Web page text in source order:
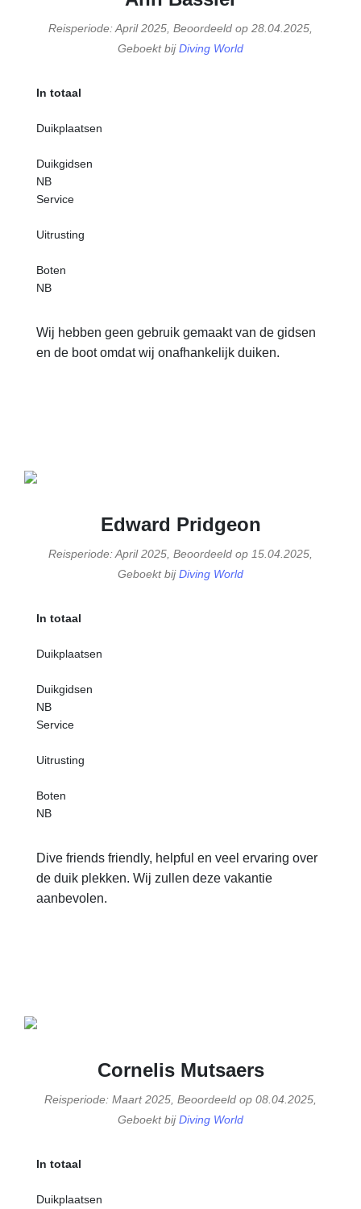
Reisperiode: April 2025, Beoordeeld op 28.04.2025,
Geboekt bijDiving World
In totaal
Duikplaatsen
Duikgidsen
NB
Service
Uitrusting
Boten
NB
Wij hebben geen gebruik gemaakt van de gidsen
en de boot omdat wij onafhankelijk duiken.
Edward Pridgeon
Reisperiode: April 2025, Beoordeeld op 15.04.2025,
Geboekt bijDiving World
In totaal
Duikplaatsen
Duikgidsen
NB
Service
Uitrusting
Boten
NB
Dive friends friendly, helpful en veel ervaring over
de duik plekken. Wij zullen deze vakantie
aanbevolen.
Cornelis Mutsaers
Reisperiode: Maart 2025, Beoordeeld op 08.04.2025,
Geboekt bijDiving World
In totaal
Duikplaatsen